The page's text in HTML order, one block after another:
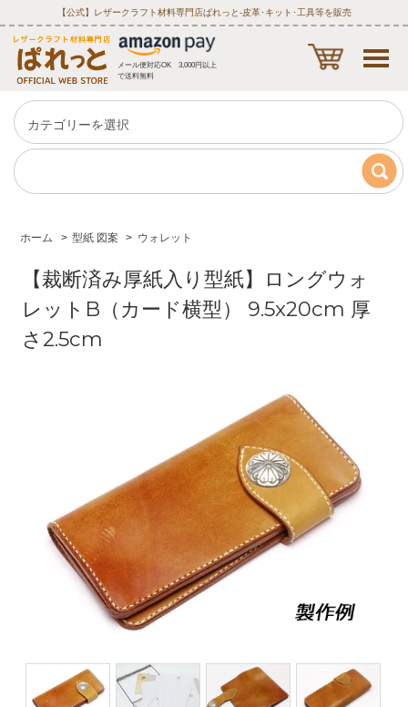
【公式】レザークラフト材料専門店ぱれっと‐皮革･キット･工具等を販売
メール便対応OK 3,000円以上
で送料無料
ホーム > 型紙 図案 > ウォレット
【裁断済み厚紙入り型紙】ロングウォ
レットB（カード横型） 9.5x20cm 厚
さ2.5cm